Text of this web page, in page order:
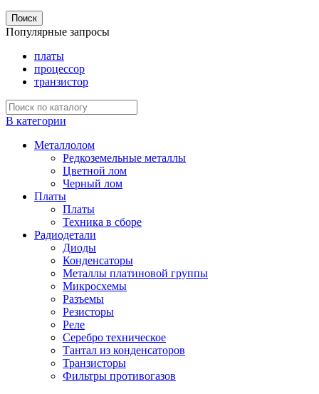
Поиск
Популярные запросы
платы
процессор
транзистор
В категории
Металлолом
Редкоземельные металлы
Цветной лом
Черный лом
Платы
Платы
Техника в сборе
Радиодетали
Диоды
Конденсаторы
Металлы платиновой группы
Микросхемы
Разъемы
Резисторы
Реле
Серебро техническое
Тантал из конденсаторов
Транзисторы
Фильтры противогазов